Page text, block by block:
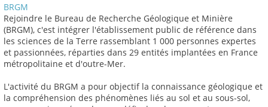
BRGM
Rejoindre le Bureau de Recherche Géologique et Minière
(BRGM), c'est intégrer l'établissement public de référence dans
les sciences de la Terre rassemblant 1 000 personnes expertes
et passionnées, réparties dans 29 entités implantées en France
métropolitaine et d'outre-Mer.
L'activité du BRGM a pour objectif la connaissance géologique et
la compréhension des phénomènes liés au sol et au sous-sol,